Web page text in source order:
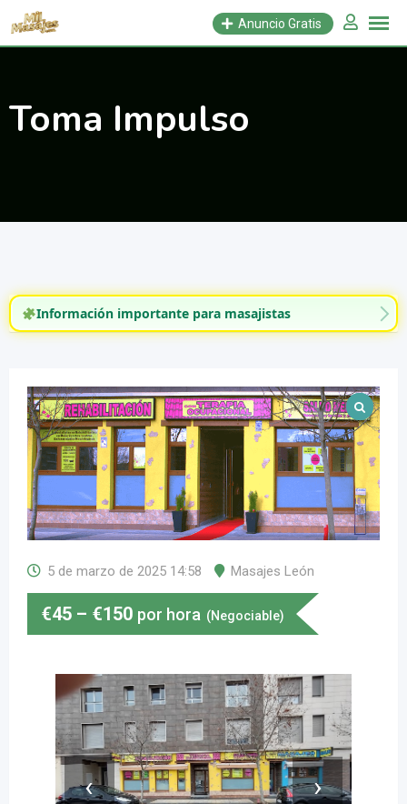
Saltar
Anuncio Gratis
Toma Impulso
Información importante para masajistas
5 de marzo de 2025 14:58 Masajes León
€45 – €150 por hora (Negociable)
‹ ›